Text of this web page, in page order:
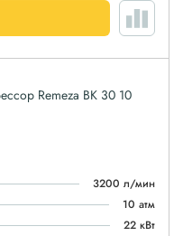
Remeza ВК 30 10
3200 л/мин
10 атм
22 кВт